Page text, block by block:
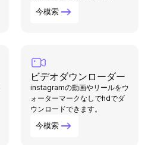
今模索
ビデオダウンローダー
instagramの動画やリールをウ
ォーターマークなしでhdでダ
ウンロードできます。
今模索